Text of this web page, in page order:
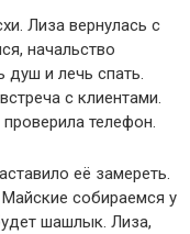
Лиза вернулась с
начальство
душ и лечь спать.
с клиентами.
телефон.
её замереть.
собираемся у
шашлык. Лиза,